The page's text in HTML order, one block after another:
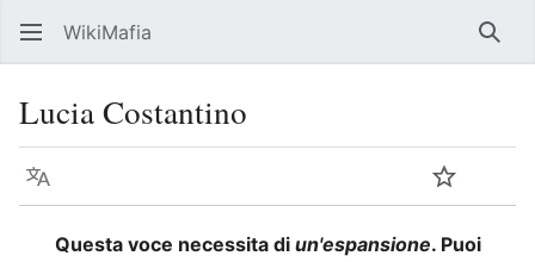
WikiMafia
Lucia Costantino
Lingua Segui
Questa voce necessita di un'espansione. Puoi